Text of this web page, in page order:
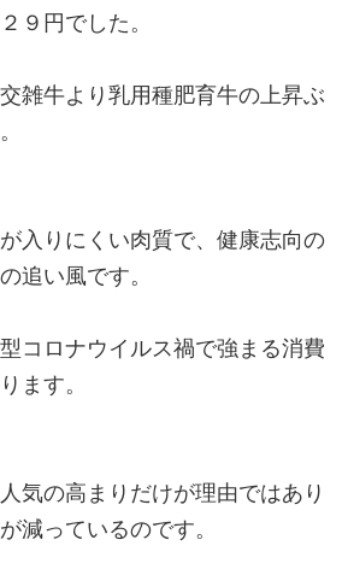
９円でした。
雑牛より乳用種肥育牛の上昇ぶ
入りにくい肉質で、健康志向の
追い風です。
コロナウイルス禍で強まる消費
ます。
気の高まりだけが理由ではあり
減っているのです。